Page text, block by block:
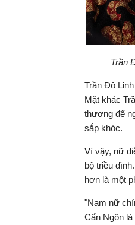
Trần
Trần Đô
Mặt khác
thương để
sắp khóc.
Vì vậy, nữ
bộ triều
hơn là một
"Nam nữ
Cẩn Ngôn